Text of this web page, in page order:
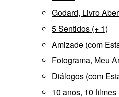
Godard, Livro
5 Sentidos (+ 1)
Amizade (com
Fotograma, Meu
Diálogos (com
10 anos, 10 filmes